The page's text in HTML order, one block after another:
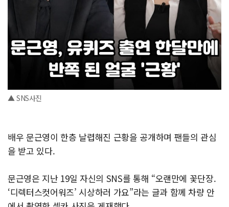
▲ SNS사진
배우 문근영이 한층 날렵해진 근황을 공개하며 팬들의 관심
을 받고 있다.
문근영은 지난 19일 자신의 SNS를 통해 “오랜만에 꽃단장.
‘디렉터스컷어워즈’ 시상하러 가요”라는 글과 함께 차량 안